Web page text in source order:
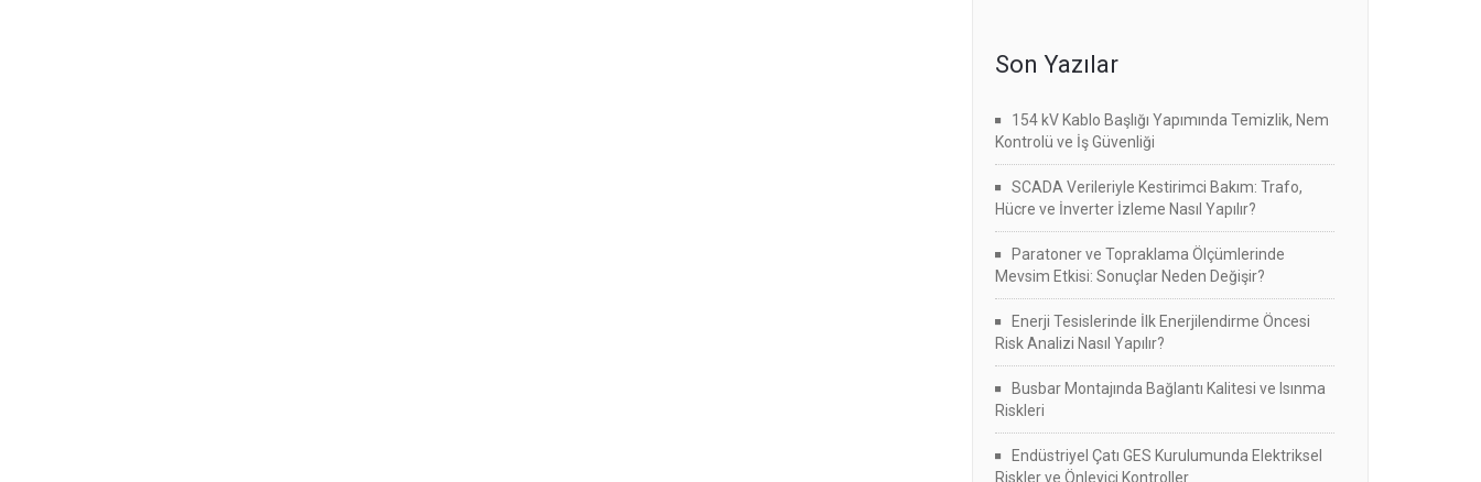
Son Yazılar
154 kV Kablo Başlığı Yapımında Temizlik, Nem
Kontrolü ve İş Güvenliği
SCADA Verileriyle Kestirimci Bakım: Trafo,
Hücre ve İnverter İzleme Nasıl Yapılır?
Paratoner ve Topraklama Ölçümlerinde
Mevsim Etkisi: Sonuçlar Neden Değişir?
Enerji Tesislerinde İlk Enerjilendirme Öncesi
Risk Analizi Nasıl Yapılır?
Busbar Montajında Bağlantı Kalitesi ve Isınma
Riskleri
Endüstriyel Çatı GES Kurulumunda Elektriksel
Riskler ve Önleyici Kontroller